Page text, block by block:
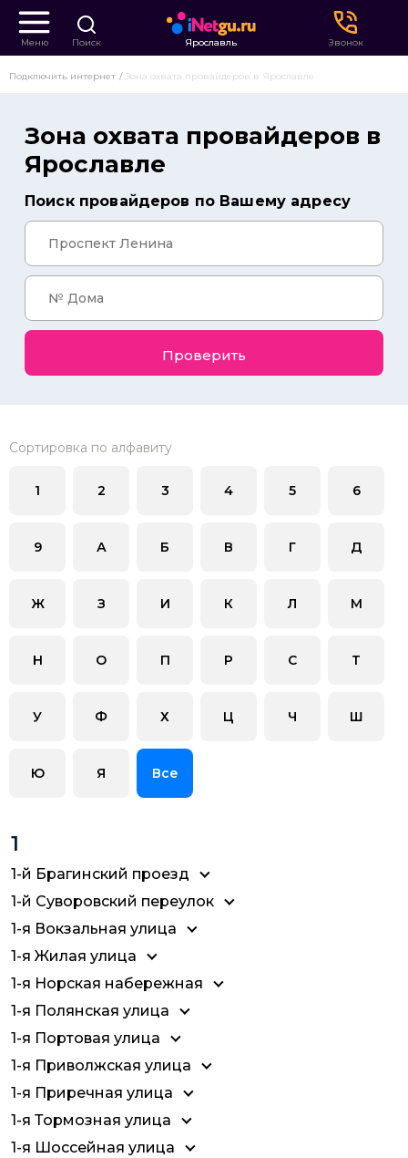
Меню Поиск Ярославль Звонок
Подключить интернет Зона охвата провайдеров в Ярославле
Зона охвата провайдеров в
Ярославле
Поиск провайдеров по Вашему адресу
Проверить
Сортировка по алфавиту
1 2 3 4 5 6
9 А Б В Г Д
Ж З И К Л М
Н О П Р С Т
У Ф Х Ц Ч Ш
Ю Я Все
1
1-й Брагинский проезд
1-й Суворовский переулок
1-я Вокзальная улица
1-я Жилая улица
1-я Норская набережная
1-я Полянская улица
1-я Портовая улица
1-я Приволжская улица
1-я Приречная улица
1-я Тормозная улица
1-я Шоссейная улица